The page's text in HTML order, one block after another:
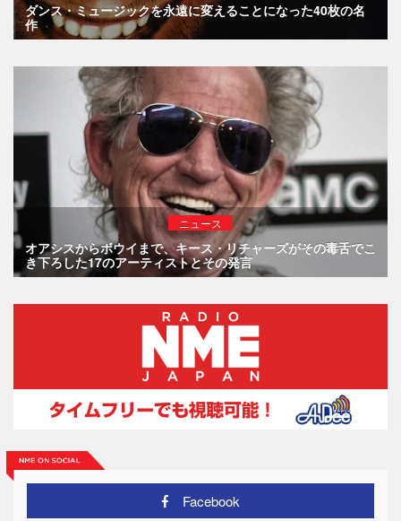
ダンス・ミュージックを永遠に変えることになった40枚の名
作
ニュース
オアシスからボウイまで、キース・リチャーズがその毒舌でこ
き下ろした17のアーティストとその発言
Facebook